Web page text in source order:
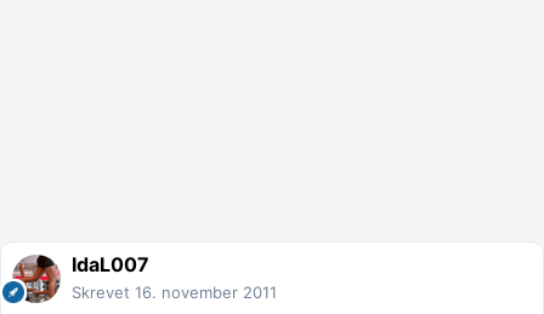
IdaL007
Skrevet 16. november 2011